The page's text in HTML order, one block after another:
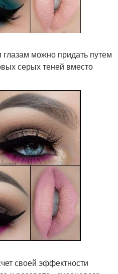
можно придать путем
серых теней вместо
своей эффектности